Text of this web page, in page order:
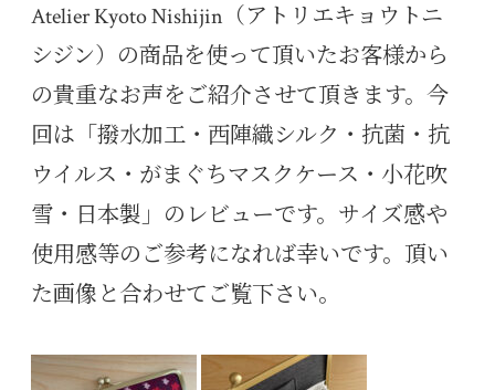
bo
ok
tt
er
er
es
t
en
a
m
bl
r
di
t
Atelier Kyoto Nishijin（アトリエキョウトニ
シジン）の商品を使って頂いたお客様から
の貴重なお声をご紹介させて頂きます。今
回は「撥水加工・西陣織シルク・抗菌・抗
ウイルス・がまぐちマスクケース・小花吹
雪・日本製」のレビューです。サイズ感や
使用感等のご参考になれば幸いです。頂い
た画像と合わせてご覧下さい。